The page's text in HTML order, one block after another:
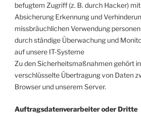
befugtem Zugriff (z. B. durch Hacker)
Absicherung Erkennung und
missbräuchlichen Verwendung
durch ständige Überwachung und
auf unsere IT-Systeme
Zu den Sicherheitsmaßnahmen gehört
verschlüsselte Übertragung von Daten
Browser und unserem Server.
Auftragsdatenverarbeiter oder Dritte